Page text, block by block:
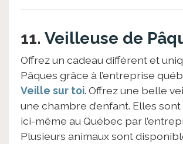
11. Veilleuse de
Offrez un cadeau différent et
Pâques grâce à l’entreprise
Veille sur toi. Offrez une belle
une chambre d’enfant. Elles
ici-même au Québec par
Plusieurs animaux sont